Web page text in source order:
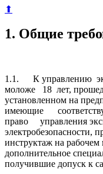
⬆
1. Общие
1.1. К управлению
моложе 18 лет,
установленном на
имеющие
право управления
инструктаж на рабочем
дополнительное
получившие допуск к